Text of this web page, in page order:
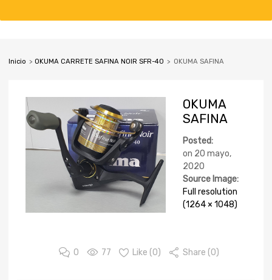
Inicio > OKUMA CARRETE SAFINA NOIR SFR-40 > OKUMA SAFINA
OKUMA
SAFINA
Posted:
on 20 mayo,
2020
Source Image:
Full resolution
(1264 × 1048)
0 77 Like (0) Share (0)